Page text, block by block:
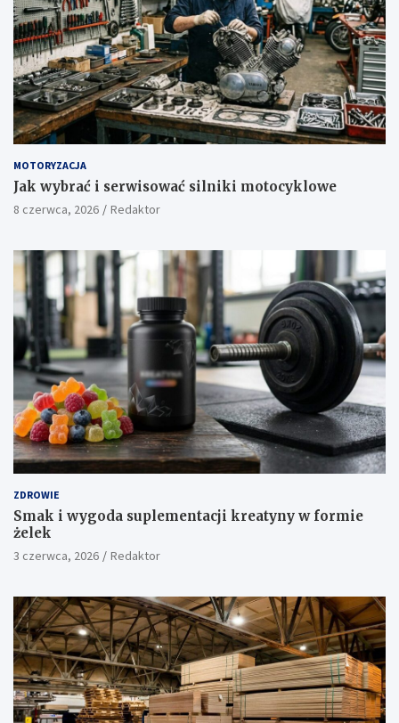
MOTORYZACJA
Jak wybrać i serwisować silniki motocyklowe
8 czerwca, 2026 Redaktor
ZDROWIE
Smak i wygoda suplementacji kreatyny w formie
żelek
3 czerwca, 2026 Redaktor